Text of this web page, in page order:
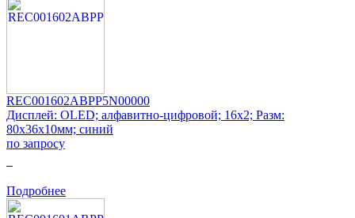
REC001602ABPP5N00000
Дисплей: OLED; алфавитно-цифровой; 16x2; Разм:
80x36x10мм; синий
по запросу
Подробнее